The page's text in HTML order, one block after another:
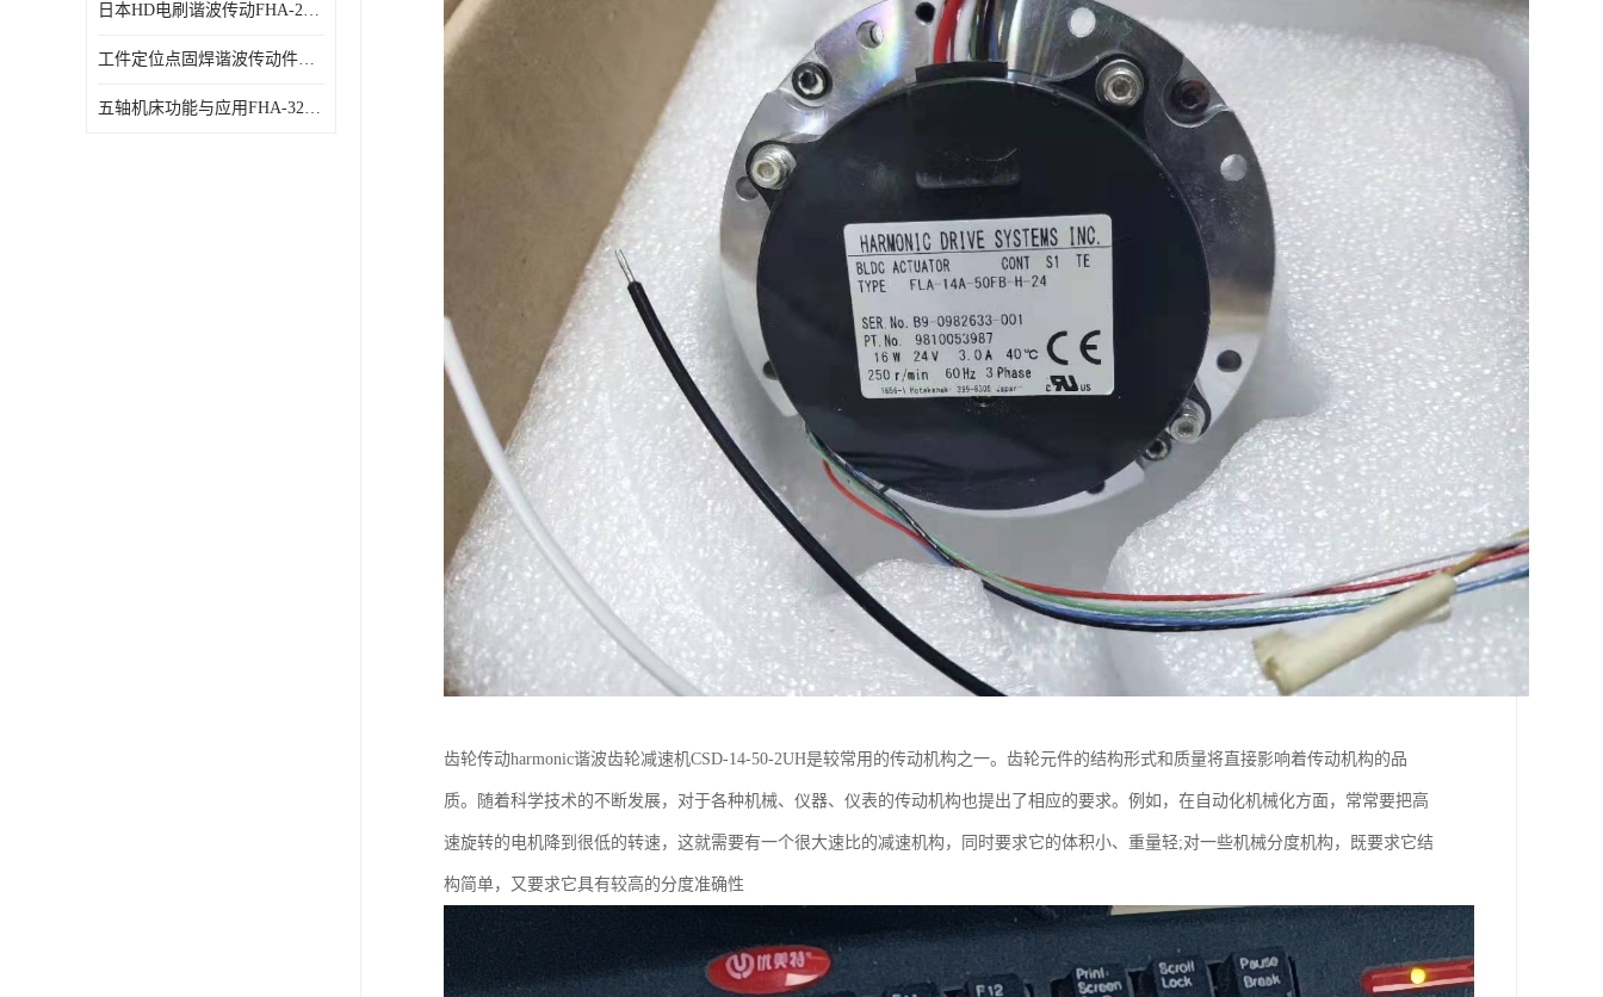
日本HD电刷谐波传动FHA-25C-50-E250-C
工件定位点固焊谐波传动件哈默纳科CSF-45-100-2UH
五轴机床功能与应用FHA-32C-50-US250
齿轮传动harmonic谐波齿轮减速机CSD-14-50-2UH是较常用的传动机构之一。齿轮元件的结构形式和质量将直接影响着传动机构的品
质。随着科学技术的不断发展，对于各种机械、仪器、仪表的传动机构也提出了相应的要求。例如，在自动化机械化方面，常常要把高
速旋转的电机降到很低的转速，这就需要有一个很大速比的减速机构，同时要求它的体积小、重量轻;对一些机械分度机构，既要求它结
构简单，又要求它具有较高的分度准确性